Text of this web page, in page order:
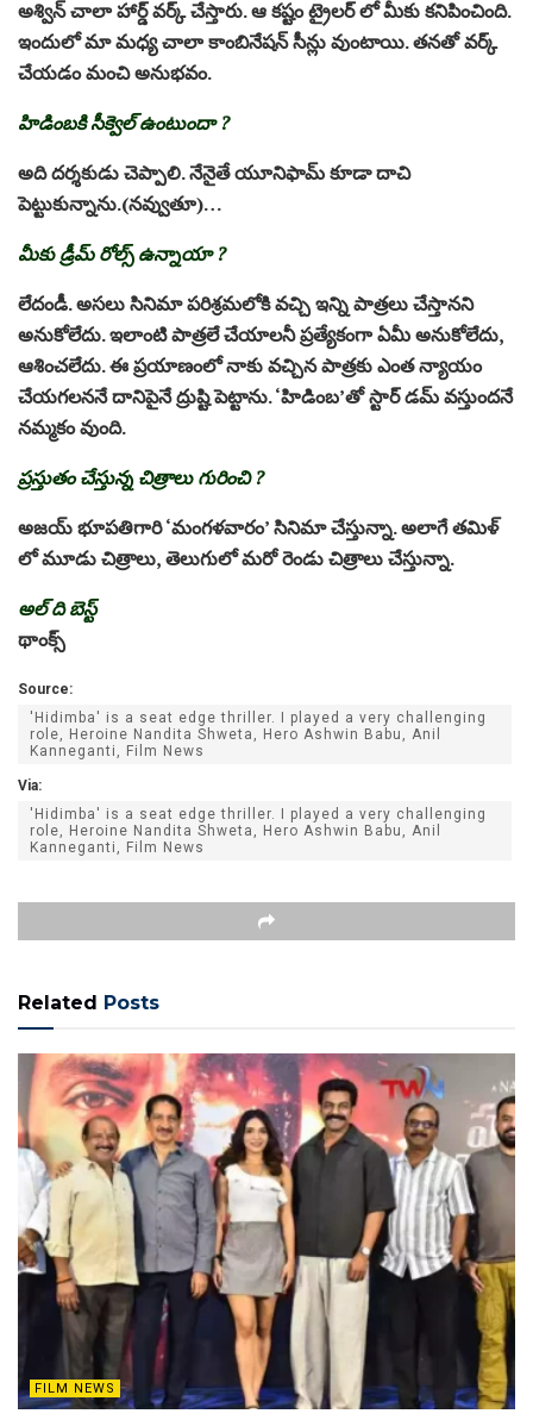
అశ్విన్ చాలా హార్డ్ వర్క్ చేస్తారు. ఆ కష్టం ట్రైలర్ లో మీకు కనిపించింది.
ఇందులో మా మధ్య చాలా కాంబినేషన్ సీన్లు వుంటాయి. తనతో వర్క్
చేయడం మంచి అనుభవం.
హిడింబకి సీక్వెల్ ఉంటుందా ?
అది దర్శకుడు చెప్పాలి. నేనైతే యూనిఫామ్ కూడా దాచి
పెట్టుకున్నాను.(నవ్వుతూ)…
మీకు డ్రీమ్ రోల్స్ ఉన్నాయా ?
లేదండీ. అసలు సినిమా పరిశ్రమలోకి వచ్చి ఇన్ని పాత్రలు చేస్తానని
అనుకోలేదు. ఇలాంటి పాత్రలే చేయాలనీ ప్రత్యేకంగా ఏమీ అనుకోలేదు,
ఆశించలేదు. ఈ ప్రయాణంలో నాకు వచ్చిన పాత్రకు ఎంత న్యాయం
చేయగలననే దానిపైనే ద్రుష్టి పెట్టాను. ‘హిడింబ’తో స్టార్ డమ్ వస్తుందనే
నమ్మకం వుంది.
ప్రస్తుతం చేస్తున్న చిత్రాలు గురించి ?
అజయ్ భూపతిగారి ‘మంగళవారం’ సినిమా చేస్తున్నా. అలాగే తమిళ్
లో మూడు చిత్రాలు, తెలుగులో మరో రెండు చిత్రాలు చేస్తున్నా.
అల్ ది బెస్ట్
థాంక్స్
Source:
'Hidimba' is a seat edge thriller. I played a very challenging
role, Heroine Nandita Shweta, Hero Ashwin Babu, Anil
Kanneganti, Film News
Via:
'Hidimba' is a seat edge thriller. I played a very challenging
role, Heroine Nandita Shweta, Hero Ashwin Babu, Anil
Kanneganti, Film News
Related Posts
FILM NEWS